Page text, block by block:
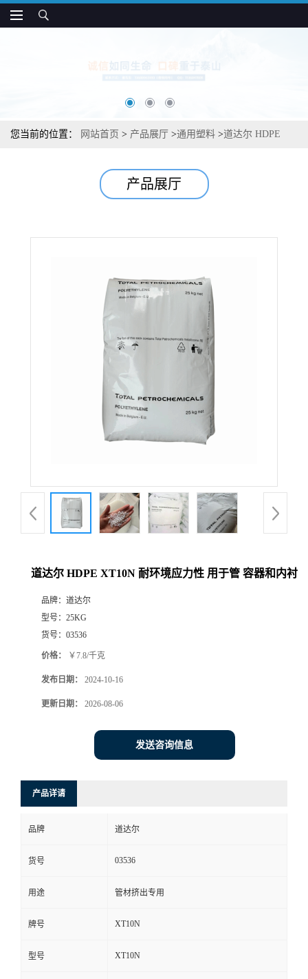
您当前的位置： 网站首页 > 产品展厅 >通用塑料 >道达尔 HDPE
产品展厅
道达尔 HDPE XT10N 耐环境应力性 用于管 容器和内衬
品牌： 道达尔
型号： 25KG
货号： 03536
价格： ￥7.8/千克
发布日期： 2024-10-16
更新日期： 2026-08-06
发送咨询信息
产品详请
品牌 道达尔
货号 03536
用途 管材挤出专用
牌号 XT10N
型号 XT10N